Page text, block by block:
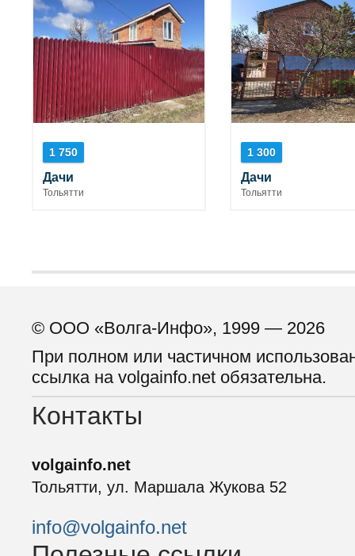
1 750
Дачи
Тольятти
1 300
Дачи
Тольятти
© ООО «Волга-Инфо», 1999 — 2026
При полном или частичном
ссылка на volgainfo.net обязательна.
Контакты
volgainfo.net
Тольятти, ул. Маршала Жукова 52
info@volgainfo.net